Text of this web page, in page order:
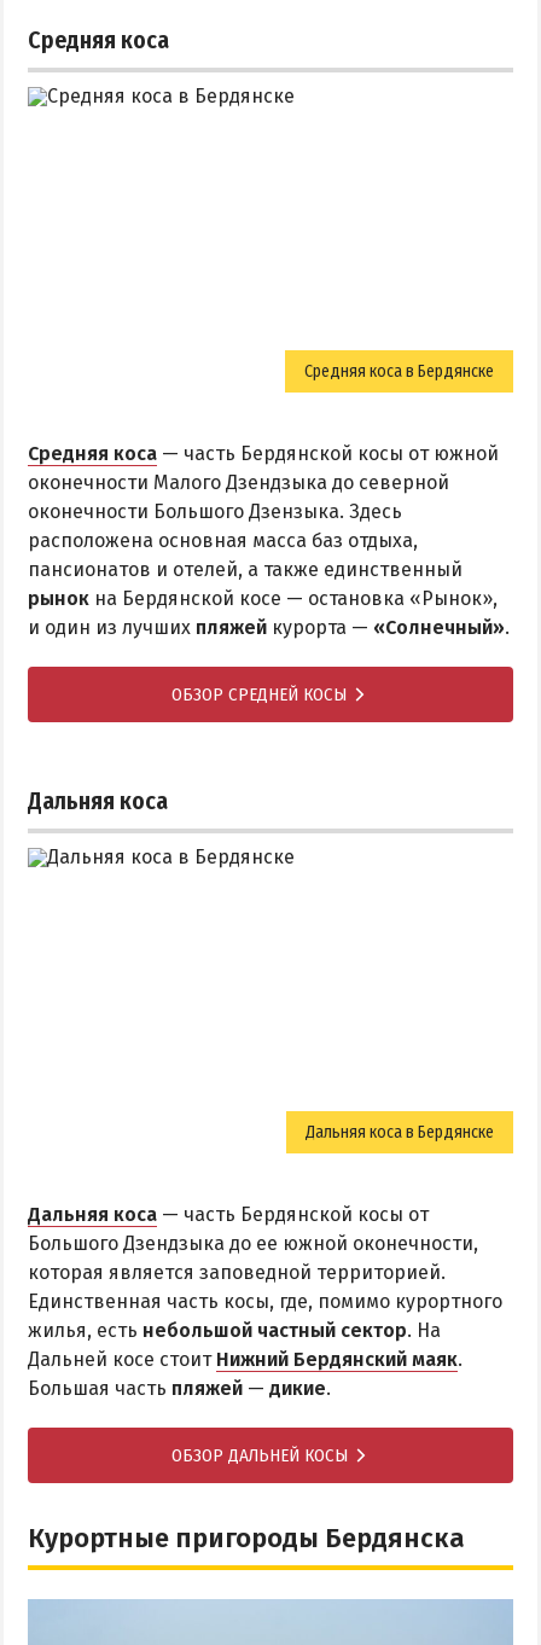
Средняя коса
Средняя коса в Бердянске
Средняя коса — часть Бердянской косы от южной
оконечности Малого Дзендзыка до северной
оконечности Большого Дзензыка. Здесь
расположена основная масса баз отдыха,
пансионатов и отелей, а также единственный
рынок на Бердянской косе — остановка «Рынок»,
и один из лучших пляжей курорта — «Солнечный».
ОБЗОР СРЕДНЕЙ КОСЫ
Дальняя коса
Дальняя коса в Бердянске
Дальняя коса — часть Бердянской косы от
Большого Дзендзыка до ее южной оконечности,
которая является заповедной территорией.
Единственная часть косы, где, помимо курортного
жилья, есть небольшой частный сектор. На
Дальней косе стоит Нижний Бердянский маяк.
Большая часть пляжей — дикие.
ОБЗОР ДАЛЬНЕЙ КОСЫ
Курортные пригороды Бердянска